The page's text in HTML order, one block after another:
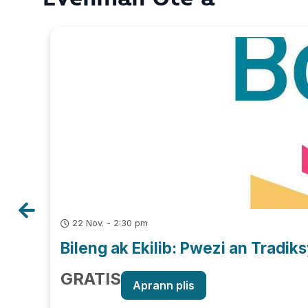
22 Nov. - 2:30 pm
Bileng ak Ekilib: Pwezi an
GRATIS Aprann plis